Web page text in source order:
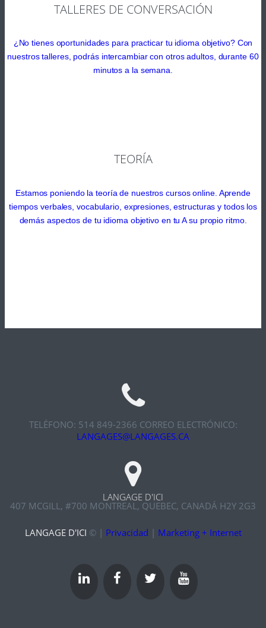
TALLERES DE CONVERSACIÓN
¿No tienes oportunidades para practicar tu idioma objetivo? Con
nuestros talleres, podrás intercambiar con otros adultos, durante 60
minutos a la semana.
TEORÍA
Estamos poniendo la teoría de nuestros cursos online. Aprende
tiempos verbales, vocabulario, expresiones, estructuras y todos los
demás aspectos de tu idioma objetivo en tu A su propio ritmo.
TELÉFONO: 514 849-2366 CORREO ELECTRÓNICO:
LANGAGES@LANGAGES.CA
LANGAGE D'ICI
407 MCGILL, #700 MONTREAL, QUEBEC, CANADÁ H2Y 2G3
LANGAGE D'ICI © | Privacidad | Marketing + Internet